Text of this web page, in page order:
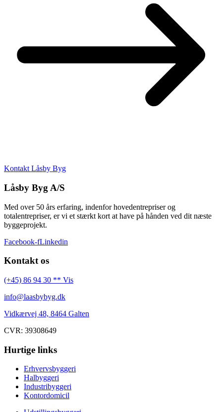
Kontakt Låsby Byg
Låsby Byg A/S
Med over 50 års erfaring, indenfor hovedentrepriser og
totalentrepriser, er vi et stærkt kort at have på hånden ved dit næste
byggeprojekt.
Facebook-fLinkedin
Kontakt os
(+45) 86 94 30 ** Vis
info@laasbybyg.dk
Vidkærvej 48, 8464 Galten
CVR: 39308649
Hurtige links
Erhvervsbyggeri
Halbyggeri
Industribyggeri
Kontordomicil